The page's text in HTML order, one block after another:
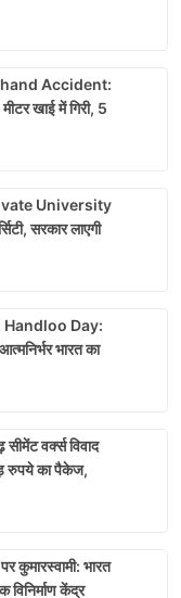
Accident:
खाई में गिरी, 5
University
सरकार लाएगी
Day:
भारत का
वर्क्स विवाद
रुपये का पैकेज,
कुमारस्वामी: भारत
विनिर्माण केंद्र